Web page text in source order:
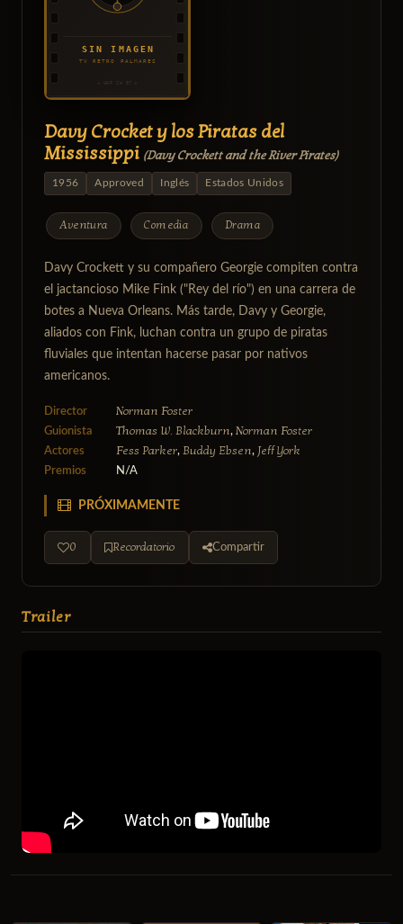
Davy Crocket y los Piratas del
Mississippi (Davy Crockett and the River Pirates)
1956 Approved Inglés Estados Unidos
Aventura Comedia Drama
Davy Crockett y su compañero Georgie compiten contra
el jactancioso Mike Fink ("Rey del río") en una carrera de
botes a Nueva Orleans. Más tarde, Davy y Georgie,
aliados con Fink, luchan contra un grupo de piratas
fluviales que intentan hacerse pasar por nativos
americanos.
Director Norman Foster
Guionista Thomas W. Blackburn, Norman Foster
Actores Fess Parker, Buddy Ebsen, Jeff York
Premios N/A
PRÓXIMAMENTE
0 Recordatorio Compartir
Trailer